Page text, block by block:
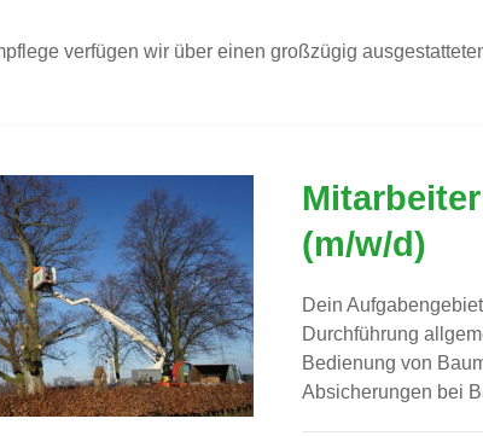
verfügen wir über einen großzügig
(m/w/d)
Dein
Durchführung
Bedienung von
Absicherungen bei